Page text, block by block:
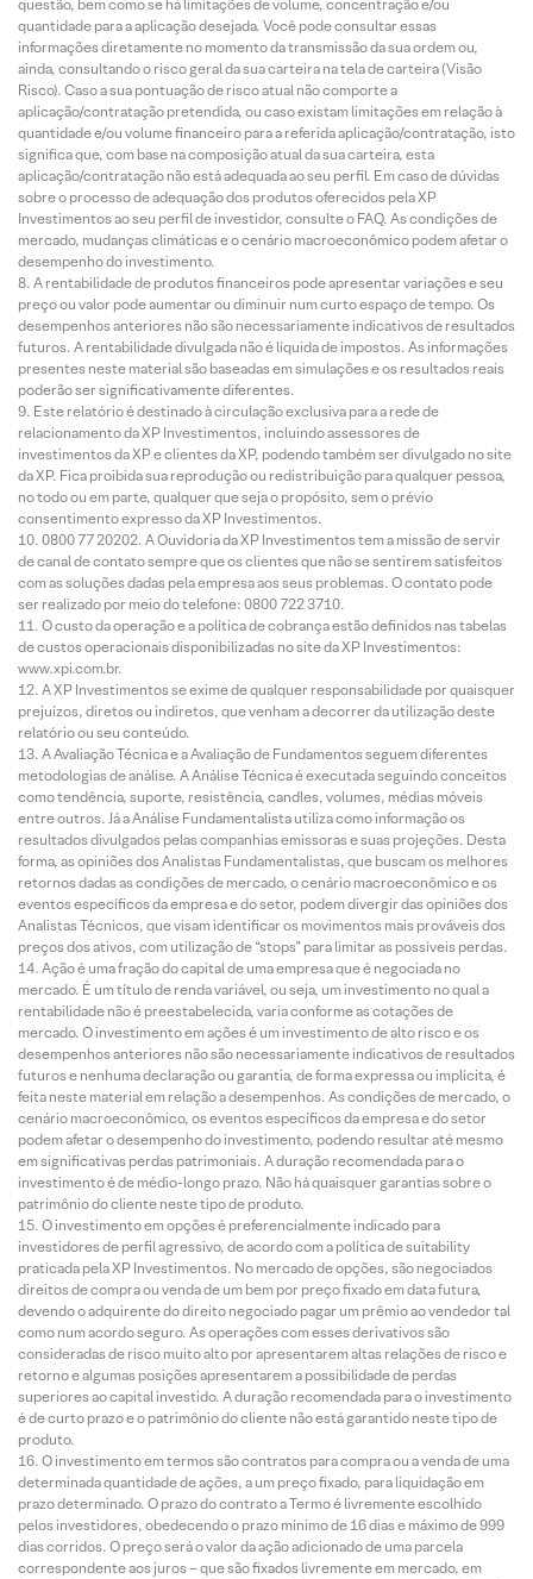
questão, bem como se há limitações de volume, concentração e/ou
quantidade para a aplicação desejada. Você pode consultar essas
informações diretamente no momento da transmissão da sua ordem ou,
ainda, consultando o risco geral da sua carteira na tela de carteira (Visão
Risco). Caso a sua pontuação de risco atual não comporte a
aplicação/contratação pretendida, ou caso existam limitações em relação à
quantidade e/ou volume financeiro para a referida aplicação/contratação, isto
significa que, com base na composição atual da sua carteira, esta
aplicação/contratação não está adequada ao seu perfil. Em caso de dúvidas
sobre o processo de adequação dos produtos oferecidos pela XP
Investimentos ao seu perfil de investidor, consulte o FAQ. As condições de
mercado, mudanças climáticas e o cenário macroeconômico podem afetar o
desempenho do investimento.
A rentabilidade de produtos financeiros pode apresentar variações e seu
preço ou valor pode aumentar ou diminuir num curto espaço de tempo. Os
desempenhos anteriores não são necessariamente indicativos de resultados
futuros. A rentabilidade divulgada não é líquida de impostos. As informações
presentes neste material são baseadas em simulações e os resultados reais
poderão ser significativamente diferentes.
Este relatório é destinado à circulação exclusiva para a rede de
relacionamento da XP Investimentos, incluindo assessores de
investimentos da XP e clientes da XP, podendo também ser divulgado no site
da XP. Fica proibida sua reprodução ou redistribuição para qualquer pessoa,
no todo ou em parte, qualquer que seja o propósito, sem o prévio
consentimento expresso da XP Investimentos.
0800 77 20202. A Ouvidoria da XP Investimentos tem a missão de servir
de canal de contato sempre que os clientes que não se sentirem satisfeitos
com as soluções dadas pela empresa aos seus problemas. O contato pode
ser realizado por meio do telefone: 0800 722 3710.
O custo da operação e a política de cobrança estão definidos nas tabelas
de custos operacionais disponibilizadas no site da XP Investimentos:
www.xpi.com.br.
A XP Investimentos se exime de qualquer responsabilidade por quaisquer
prejuízos, diretos ou indiretos, que venham a decorrer da utilização deste
relatório ou seu conteúdo.
A Avaliação Técnica e a Avaliação de Fundamentos seguem diferentes
metodologias de análise. A Análise Técnica é executada seguindo conceitos
como tendência, suporte, resistência, candles, volumes, médias móveis
entre outros. Já a Análise Fundamentalista utiliza como informação os
resultados divulgados pelas companhias emissoras e suas projeções. Desta
forma, as opiniões dos Analistas Fundamentalistas, que buscam os melhores
retornos dadas as condições de mercado, o cenário macroeconômico e os
eventos específicos da empresa e do setor, podem divergir das opiniões dos
Analistas Técnicos, que visam identificar os movimentos mais prováveis dos
preços dos ativos, com utilização de “stops” para limitar as possíveis perdas.
Ação é uma fração do capital de uma empresa que é negociada no
mercado. É um título de renda variável, ou seja, um investimento no qual a
rentabilidade não é preestabelecida, varia conforme as cotações de
mercado. O investimento em ações é um investimento de alto risco e os
desempenhos anteriores não são necessariamente indicativos de resultados
futuros e nenhuma declaração ou garantia, de forma expressa ou implícita, é
feita neste material em relação a desempenhos. As condições de mercado, o
cenário macroeconômico, os eventos específicos da empresa e do setor
podem afetar o desempenho do investimento, podendo resultar até mesmo
em significativas perdas patrimoniais. A duração recomendada para o
investimento é de médio-longo prazo. Não há quaisquer garantias sobre o
patrimônio do cliente neste tipo de produto.
O investimento em opções é preferencialmente indicado para
investidores de perfil agressivo, de acordo com a política de suitability
praticada pela XP Investimentos. No mercado de opções, são negociados
direitos de compra ou venda de um bem por preço fixado em data futura,
devendo o adquirente do direito negociado pagar um prêmio ao vendedor tal
como num acordo seguro. As operações com esses derivativos são
consideradas de risco muito alto por apresentarem altas relações de risco e
retorno e algumas posições apresentarem a possibilidade de perdas
superiores ao capital investido. A duração recomendada para o investimento
é de curto prazo e o patrimônio do cliente não está garantido neste tipo de
produto.
O investimento em termos são contratos para compra ou a venda de uma
determinada quantidade de ações, a um preço fixado, para liquidação em
prazo determinado. O prazo do contrato a Termo é livremente escolhido
pelos investidores, obedecendo o prazo mínimo de 16 dias e máximo de 999
dias corridos. O preço será o valor da ação adicionado de uma parcela
correspondente aos juros – que são fixados livremente em mercado, em